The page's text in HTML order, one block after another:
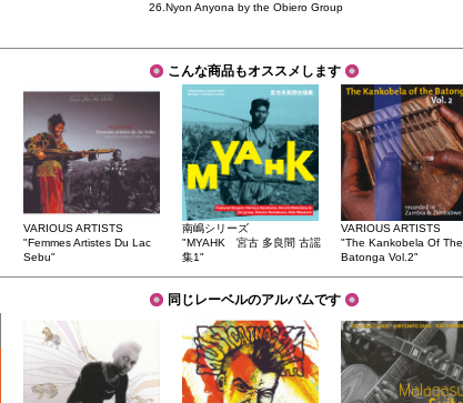
26.Nyon Anyona by the Obiero Group
こんな商品もオススメします
VARIOUS ARTISTS
"Femmes Artistes Du Lac
Sebu"
南嶋シリーズ
"MYAHK 宮古 多良間 古謡
集1"
VARIOUS ARTISTS
"The Kankobela Of The
Batonga Vol.2"
同じレーベルのアルバムです